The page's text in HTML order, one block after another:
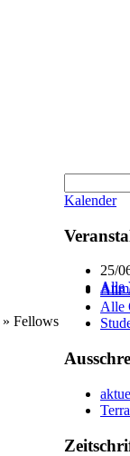
» Fellows
Kalender
25/
Alle
Alle
Alle